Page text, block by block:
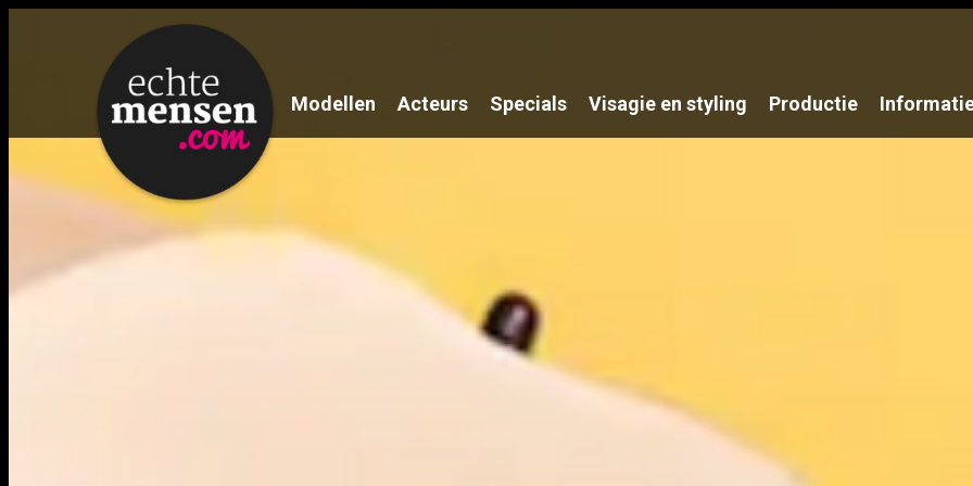
Modellen Acteurs Specials Visagie en styling Productie